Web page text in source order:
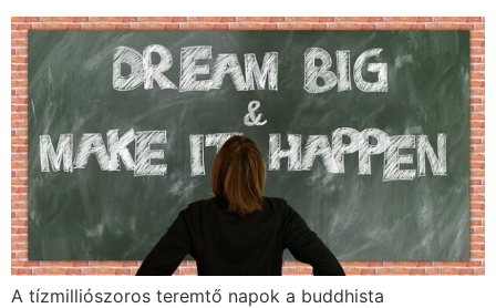
A tízmilliószoros teremtő napok a buddhista